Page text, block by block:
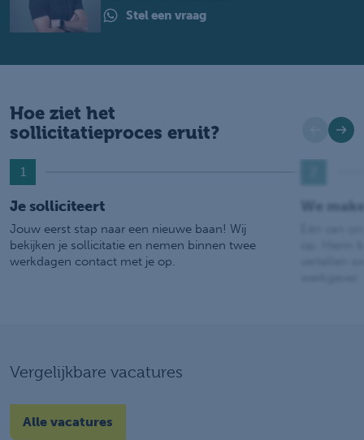
Stel een vraag
Hoe ziet het
sollicitatieproces eruit?
1
Je solliciteert
Jouw eerst stap naar een nieuwe baan! Wij
bekijken je sollicitatie en nemen binnen twee
werkdagen contact met je op.
We
Vergelijkbare vacatures
Alle vacatures